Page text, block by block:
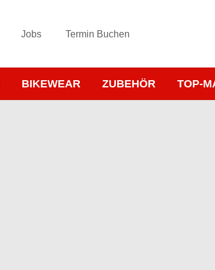
Jobs Termin Buchen
BIKEWEAR ZUBEHÖR TOP-